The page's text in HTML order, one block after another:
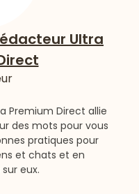
Ultra
Premium Direct allie
des mots pour vous
pratiques pour
et chats et en
eux.